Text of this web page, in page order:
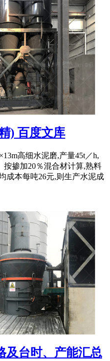
) 百度文库
高细水泥磨,产量45t／h,
按掺加20％混合材计算,熟料
成本每吨26元,则生产水泥成
及台时、产能汇总